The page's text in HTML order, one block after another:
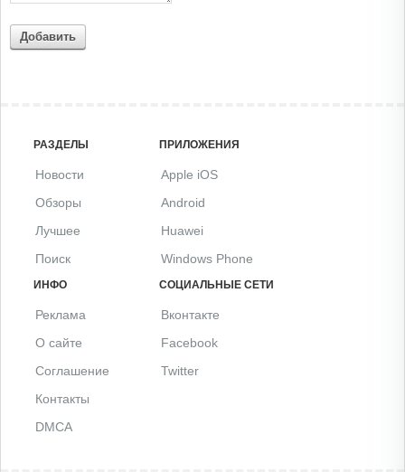
Добавить
РАЗДЕЛЫ
Новости
Обзоры
Лучшее
Поиск
ПРИЛОЖЕНИЯ
Apple iOS
Android
Huawei
Windows Phone
ИНФО
Реклама
О сайте
Соглашение
Контакты
DMCA
СОЦИАЛЬНЫЕ СЕТИ
Вконтакте
Facebook
Twitter